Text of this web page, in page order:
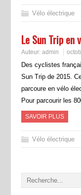
Vélo électrique
Le Sun Trip en
Auteur: admin
Des cyclistes
Sun Trip de 2015.
parcoure en vélo
Pour parcourir les
SAVOIR PLUS
Vélo électrique